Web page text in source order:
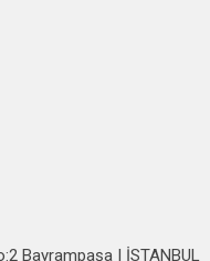
Bayrampaşa | İSTANBUL